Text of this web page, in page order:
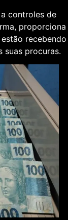
controles de
proporciona
recebendo
suas procuras.